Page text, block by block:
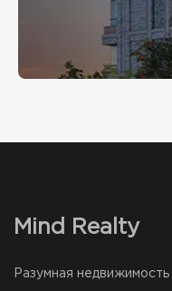
Mind Realty
Разумная недвижимость